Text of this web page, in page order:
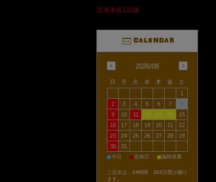
交通事故110番
2026/08
日 月 火 水 木 金
土
1
2
3 4 5 6 7
8
9
10 11 12 13 14
15
16
17 18 19 20 21
22
23
24 25 26 27 28
29
30
31
■今日 ■定休日 ■臨時休業
ご注文は、24時間 365日受け賜り
ます。